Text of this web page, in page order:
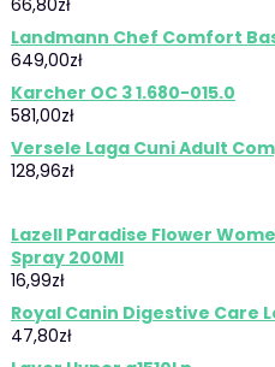
66,80zł
Landmann Chef Comfort
649,00zł
Karcher OC 3 1.680-015.0
581,00zł
Versele Laga Cuni Adult
128,96zł
Lazell Paradise Flower
Spray 200Ml
16,99zł
Royal Canin Digestive Care
47,80zł